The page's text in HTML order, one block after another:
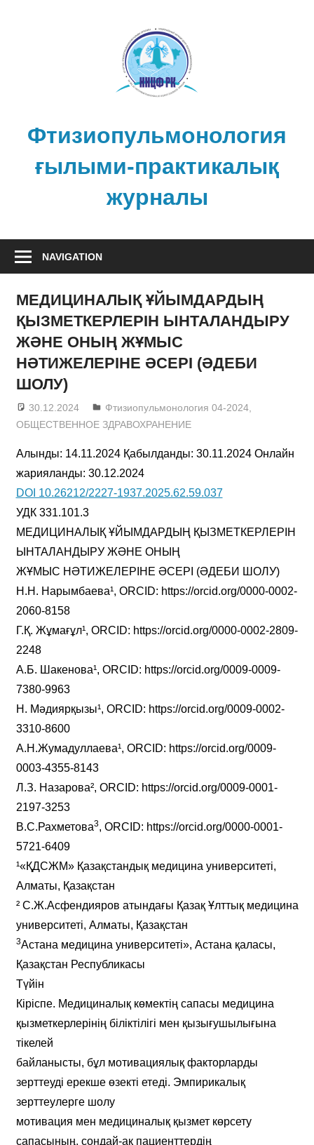
Фтизиопульмонология
ғылыми-практикалық
журналы
NAVIGATION
МЕДИЦИНАЛЫҚ ҰЙЫМДАРДЫҢ
ҚЫЗМЕТКЕРЛЕРІН ЫНТАЛАНДЫРУ
ЖӘНЕ ОНЫҢ ЖҰМЫС
НӘТИЖЕЛЕРІНЕ ӘСЕРІ (ӘДЕБИ
ШОЛУ)
30.12.2024 admin
Фтизиопульмонология 04-2024
ОБЩЕСТВЕННОЕ ЗДРАВОХРАНЕНИЕ
Алынды: 14.11.2024 Қабылданды: 30.11.2024 Онлайн
жарияланды: 30.12.2024
DOI 10.26212/2227-1937.2025.62.59.037
УДК 331.101.3
МЕДИЦИНАЛЫҚ ҰЙЫМДАРДЫҢ ҚЫЗМЕТКЕРЛЕРІН
ЫНТАЛАНДЫРУ ЖӘНЕ ОНЫҢ
ЖҰМЫС НӘТИЖЕЛЕРІНЕ ӘСЕРІ (ӘДЕБИ ШОЛУ)
Н.Н. Нарымбаева¹, ORCID: https://orcid.org/0000-0002-
2060-8158
Г.Қ. Жұмағұл¹, ORCID: https://orcid.org/0000-0002-2809-
2248
А.Б. Шакенова¹, ORCID: https://orcid.org/0009-0009-
7380-9963
Н. Мәдиярқызы¹, ORCID: https://orcid.org/0009-0002-
3310-8600
А.Н.Жумадуллаева¹, ORCID: https://orcid.org/0009-
0003-4355-8143
Л.З. Назарова², ORCID: https://orcid.org/0009-0001-
2197-3253
В.С.Рахметова3, ORCID: https://orcid.org/0000-0001-
5721-6409
¹«ҚДСЖМ» Қазақстандық медицина университеті,
Алматы, Қазақстан
² С.Ж.Асфендияров атындағы Қазақ Ұлттық медицина
университеті, Алматы, Қазақстан
3Астана медицина университеті», Астана қаласы,
Қазақстан Республикасы
Түйін
Кіріспе. Медициналық көмектің сапасы медицина
қызметкерлерінің біліктілігі мен қызығушылығына
тікелей
байланысты, бұл мотивациялық факторларды
зерттеуді ерекше өзекті етеді. Эмпирикалық
зерттеулерге шолу
мотивация мен медициналық қызмет көрсету
сапасының, сондай-ақ пациенттердің